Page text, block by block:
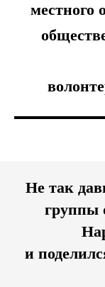
местного
Не так
группы
и